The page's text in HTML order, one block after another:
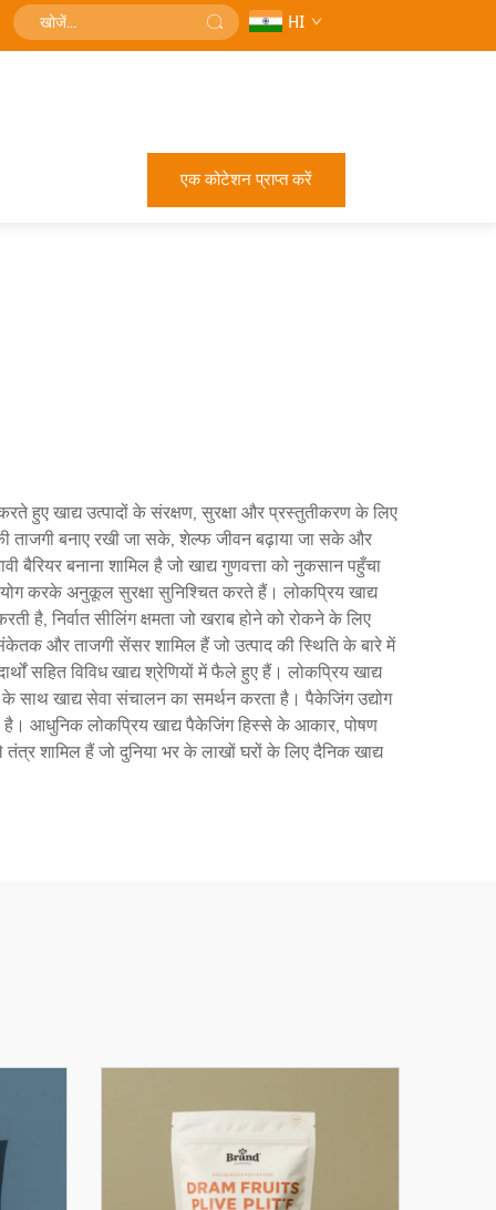
HI
एक कोटेशन प्राप्त करें
हुए खाद्य उत्पादों के संरक्षण, सुरक्षा और प्रस्तुतीकरण के लिए
ताजगी बनाए रखी जा सके, शेल्फ जीवन बढ़ाया जा सके और
बनाना शामिल है जो खाद्य गुणवत्ता को नुकसान पहुँचा
करके अनुकूल सुरक्षा सुनिश्चित करते हैं। लोकप्रिय खाद्य
है, निर्वात सीलिंग क्षमता जो खराब होने को रोकने के लिए
और ताजगी सेंसर शामिल हैं जो उत्पाद की स्थिति के बारे में
सहित विविध खाद्य श्रेणियों में फैले हुए हैं। लोकप्रिय खाद्य
खाद्य सेवा संचालन का समर्थन करता है। पैकेजिंग उद्योग
है। आधुनिक लोकप्रिय खाद्य पैकेजिंग हिस्से के आकार, पोषण
शामिल हैं जो दुनिया भर के लाखों घरों के लिए दैनिक खाद्य